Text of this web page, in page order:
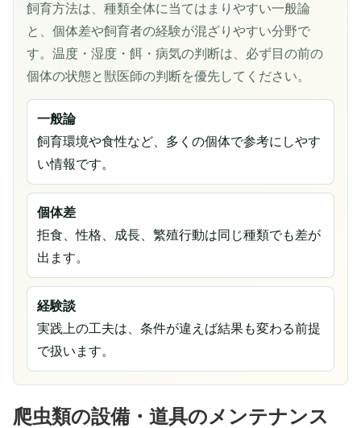
飼育方法は、種類全体に当てはまりやすい一般論
と、個体差や飼育者の経験が混ざりやすい分野で
す。温度・湿度・餌・病気の判断は、必ず目の前の
個体の状態と獣医師の判断を優先してください。
一般論
飼育環境や食性など、多くの個体で参考にしやす
い情報です。
個体差
拒食、性格、成長、繁殖行動は同じ種類でも差が
出ます。
経験談
実践上の工夫は、条件が違えば結果も変わる前提
で扱います。
爬虫類の設備・道具のメンテナンス